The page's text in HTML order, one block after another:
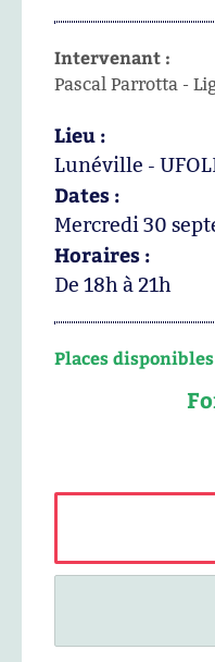
Intervenant :
Pascal Parrotta -
Lieu :
Lunéville -
Dates :
Mercredi 30
Horaires :
De 18h à 21h
Places